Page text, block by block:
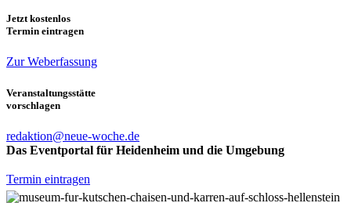
Jetzt kostenlos
Termin eintragen
Zur Weberfassung
Veranstaltungsstätte
vorschlagen
redaktion@neue-woche.de
Das Eventportal für Heidenheim und die Umgebung
Termin eintragen